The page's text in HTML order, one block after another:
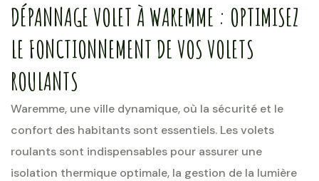
DÉPANNAGE VOLET À WAREMME : OPTIMISEZ
LE FONCTIONNEMENT DE VOS VOLETS
ROULANTS
Waremme, une ville dynamique, où la sécurité et le
confort des habitants sont essentiels. Les volets
roulants sont indispensables pour assurer une
isolation thermique optimale, la gestion de la lumière